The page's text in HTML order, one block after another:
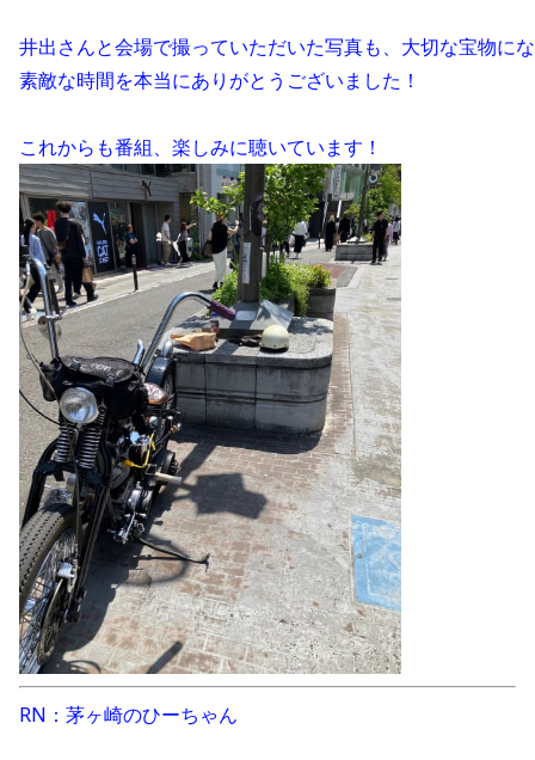
井出さんと会場で撮っていただいた写真も、大切な宝物に
素敵な時間を本当にありがとうございました！
これからも番組、楽しみに聴いています！
RN：茅ヶ崎のひーちゃん